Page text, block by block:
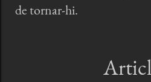
de tornar-hi.